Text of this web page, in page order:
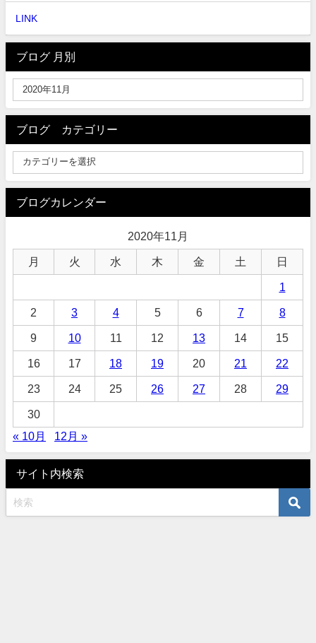
LINK
ブログ 月別
ブログ カテゴリー
ブログカレンダー
2020年11月
月 火 水 木 金 土 日
1
2 3 4 5 6 7 8
9 10 11 12 13 14 15
16 17 18 19 20 21 22
23 24 25 26 27 28 29
30
« 10月
12月 »
サイト内検索